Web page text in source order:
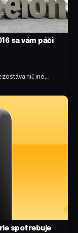
sa vám páči
nič iné,…
spotrebuje